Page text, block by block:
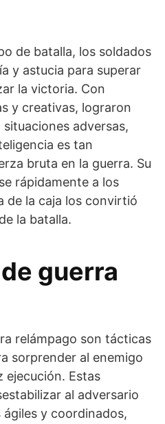
de batalla, los soldados
y astucia para superar
la victoria. Con
y creativas, lograron
adversas,
es tan
bruta en la guerra. Su
rápidamente a los
de la caja los convirtió
la batalla.
guerra
relámpago son tácticas
sorprender al enemigo
ejecución. Estas
al adversario
y coordinados,